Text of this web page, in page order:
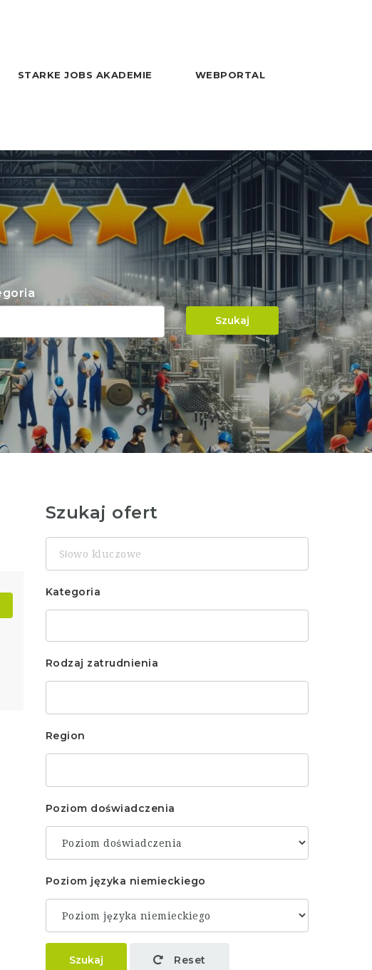
STARKE JOBS AKADEMIE WEBPORTAL
Szukaj
Szukaj ofert
Słowo
kluczowe
Kategoria
Rodzaj zatrudnienia
Region
Poziom doświadczenia
Poziom języka niemieckiego
Szukaj Reset